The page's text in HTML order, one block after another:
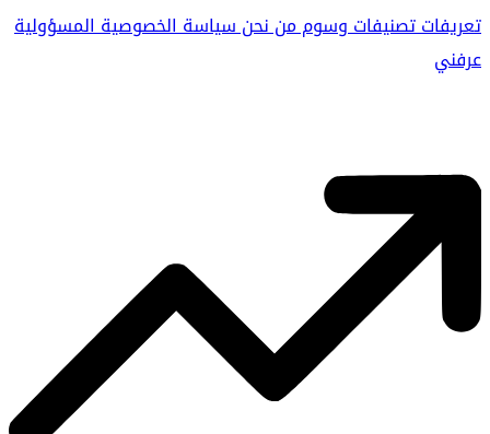
تعريفاتتصنيفاتوسوممن نحنسياسة الخصوصيةالمسؤولية
عرفني